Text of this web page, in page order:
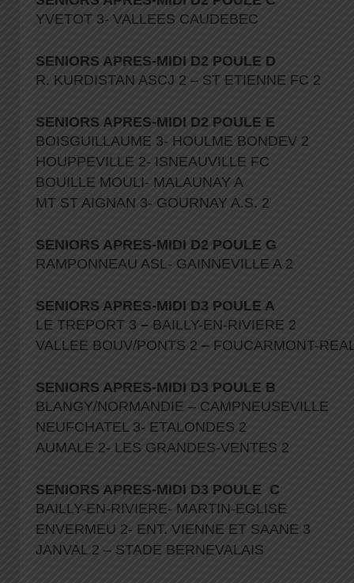
YVETOT 3- VALLEES CAUDEBEC
SENIORS APRES-MIDI D2 POULE D
R. KURDISTAN ASCJ 2 – ST ETIENNE FC 2
SENIORS APRES-MIDI D2 POULE E
BOISGUILLAUME 3- HOULME BONDEV 2
HOUPPEVILLE 2- ISNEAUVILLE FC
BOUILLE MOULI- MALAUNAY A
MT ST AIGNAN 3- GOURNAY A.S. 2
SENIORS APRES-MIDI D2 POULE G
RAMPONNEAU ASL- GAINNEVILLE A 2
SENIORS APRES-MIDI D3 POULE A
LE TREPORT 3 – BAILLY-EN-RIVIERE 2
VALLEE BOUV/PONTS 2 – FOUCARMONT-
SENIORS APRES-MIDI D3 POULE B
BLANGY/NORMANDIE – CAMPNEUSEVILLE
NEUFCHATEL 3- ETALONDES 2
AUMALE 2- LES GRANDES-VENTES 2
SENIORS APRES-MIDI D3 POULE C
BAILLY-EN-RIVIERE- MARTIN-EGLISE
ENVERMEU 2- ENT. VIENNE ET SAANE 3
JANVAL 2 – STADE BERNEVALAIS